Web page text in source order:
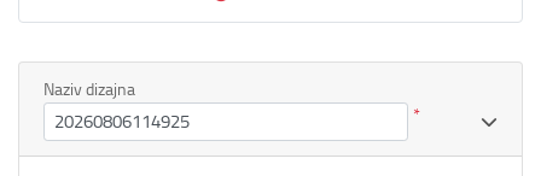
Naziv dizajna
*